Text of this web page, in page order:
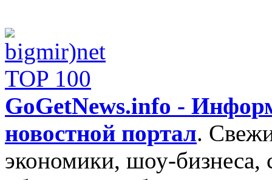
GoGetNews.info -
новостной портал.
экономики, шоу-бизнеса,